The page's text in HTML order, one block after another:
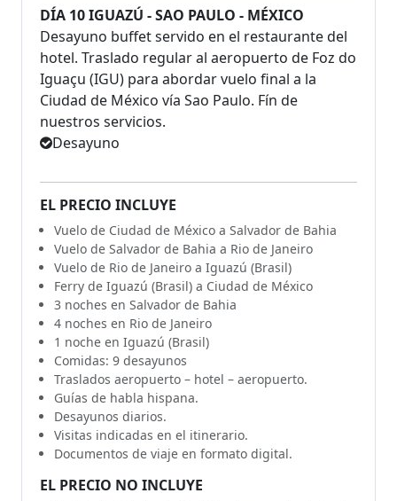
DÍA 10 IGUAZÚ - SAO PAULO - MÉXICO
Desayuno buffet servido en el restaurante del
hotel. Traslado regular al aeropuerto de Foz do
Iguaçu (IGU) para abordar vuelo final a la
Ciudad de México vía Sao Paulo. Fín de
nuestros servicios.
Desayuno
EL PRECIO INCLUYE
Vuelo de Ciudad de México a Salvador de Bahia
Vuelo de Salvador de Bahia a Rio de Janeiro
Vuelo de Rio de Janeiro a Iguazú (Brasil)
Ferry de Iguazú (Brasil) a Ciudad de México
3 noches en Salvador de Bahia
4 noches en Rio de Janeiro
1 noche en Iguazú (Brasil)
Comidas: 9 desayunos
Traslados aeropuerto – hotel – aeropuerto.
Guías de habla hispana.
Desayunos diarios.
Visitas indicadas en el itinerario.
Documentos de viaje en formato digital.
EL PRECIO NO INCLUYE